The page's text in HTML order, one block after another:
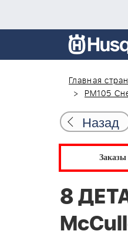
Главная
PM105
Назад
Заказы
8